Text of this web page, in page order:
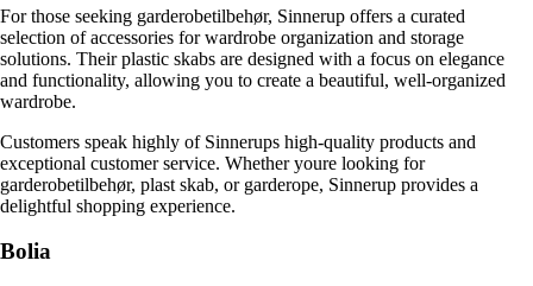
For those seeking garderobetilbehør, Sinnerup offers a curated
selection of accessories for wardrobe organization and storage
solutions. Their plastic skabs are designed with a focus on elegance
and functionality, allowing you to create a beautiful, well-organized
wardrobe.
Customers speak highly of Sinnerups high-quality products and
exceptional customer service. Whether youre looking for
garderobetilbehør, plast skab, or garderope, Sinnerup provides a
delightful shopping experience.
Bolia